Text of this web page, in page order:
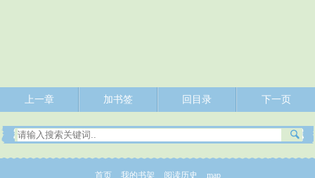
上一章 加书签 回目录 下一页
首页 我的书架 阅读历史 map